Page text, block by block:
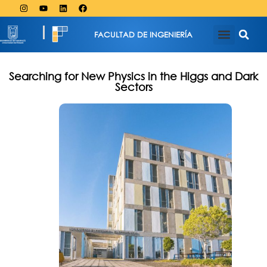
FACULTAD DE INGENIERÍA
Searching for New Physics in the Higgs and Dark
Sectors